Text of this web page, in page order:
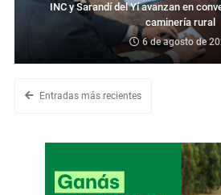
INC y Sarandí del Yí avanzan en
caminería rural
6 de agosto de
Entradas más recientes